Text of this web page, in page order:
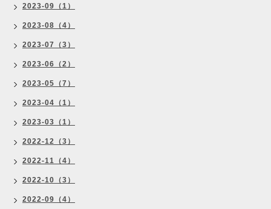
2023-09（1）
2023-08（4）
2023-07（3）
2023-06（2）
2023-05（7）
2023-04（1）
2023-03（1）
2022-12（3）
2022-11（4）
2022-10（3）
2022-09（4）